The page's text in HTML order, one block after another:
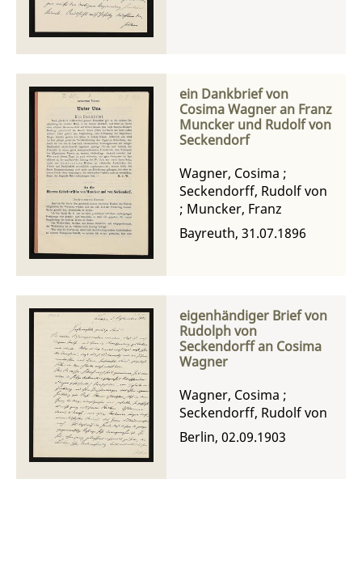
ein Dankbrief von
Cosima Wagner an Franz
Muncker und Rudolf von
Seckendorf
Wagner, Cosima ;
Seckendorff, Rudolf von
; Muncker, Franz
Bayreuth, 31.07.1896
eigenhändiger Brief von
Rudolph von
Seckendorff an Cosima
Wagner
Wagner, Cosima ;
Seckendorff, Rudolf von
Berlin, 02.09.1903